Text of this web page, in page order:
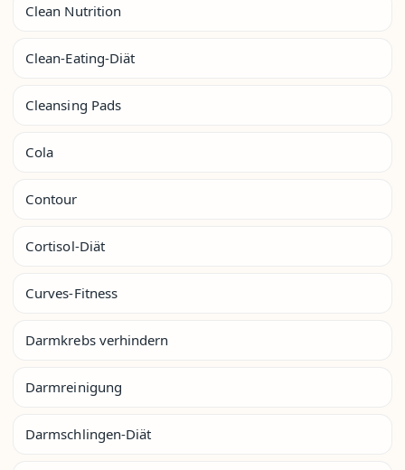
Clean Nutrition
Clean-Eating-Diät
Cleansing Pads
Cola
Contour
Cortisol-Diät
Curves-Fitness
Darmkrebs verhindern
Darmreinigung
Darmschlingen-Diät